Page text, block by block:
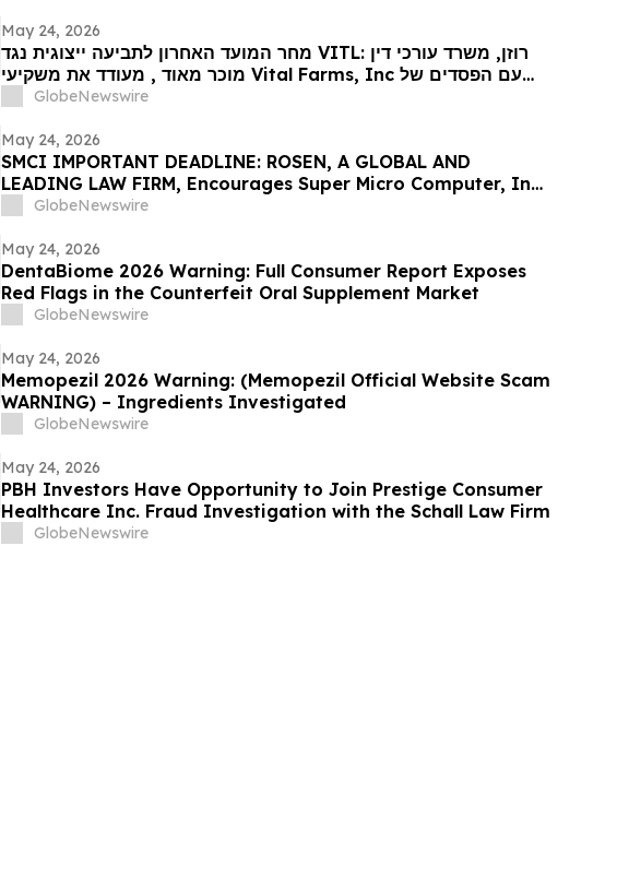
May 24, 2026
מחר המועד האחרון לתביעה ייצוגית נגד VITL: רוזן, משרד עורכי דין
מוכר מאוד , מעודד את משקיעי Vital Farms, Inc עם הפסדים של
יותר מ-100 אלף דולר לקבל ייעוץ משפטי לפני המועד האחרון החשוב
המשרד– VIT…
GlobeNewswire
May 24, 2026
SMCI IMPORTANT DEADLINE: ROSEN, A GLOBAL AND
LEADING LAW FIRM, Encourages Super Micro Computer, Inc.
Investors with Losses in Excess of $100K to Secure Counsel
– SMCI
GlobeNewswire
May 24, 2026
DentaBiome 2026 Warning: Full Consumer Report Exposes
Red Flags in the Counterfeit Oral Supplement Market
GlobeNewswire
May 24, 2026
Memopezil 2026 Warning: (Memopezil Official Website Scam
WARNING) – Ingredients Investigated
GlobeNewswire
May 24, 2026
PBH Investors Have Opportunity to Join Prestige Consumer
Healthcare Inc. Fraud Investigation with the Schall Law Firm
GlobeNewswire